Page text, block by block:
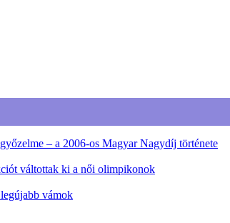
– a 2006-os Magyar Nagydíj története
váltottak ki a női olimpikonok
vámok